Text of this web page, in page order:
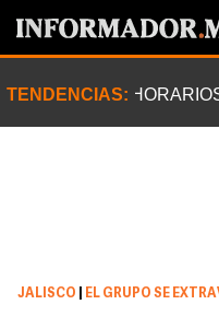
TENDENCIAS:
JALISCO EL GRUPO SE